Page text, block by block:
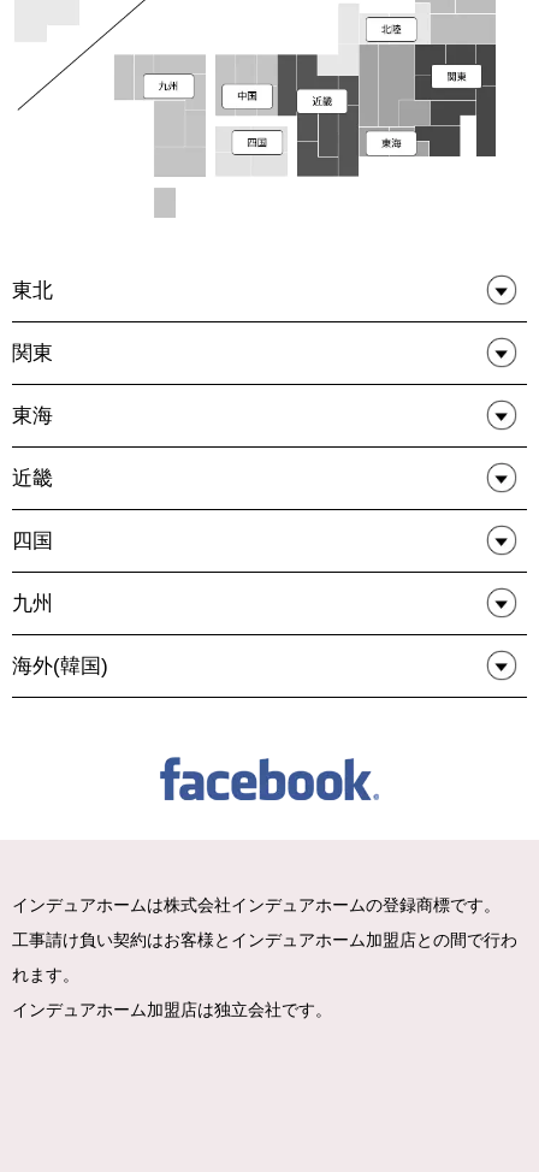
東北
関東
東海
近畿
四国
九州
海外(韓国)
インデュアホームは株式会社インデュアホームの登録商標です。
工事請け負い契約はお客様とインデュアホーム加盟店との間で行わ
れます。
インデュアホーム加盟店は独立会社です。